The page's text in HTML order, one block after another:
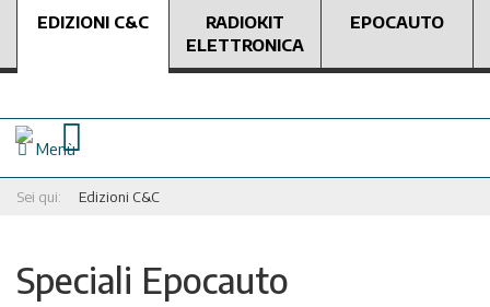
EDIZIONI C&C
RADIOKIT
ELETTRONICA
EPOCAUTO
Menù
Sei qui: Edizioni C&C
Speciali Epocauto